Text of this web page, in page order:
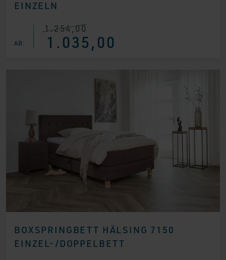
EINZELN
AB:
1.254,00
Ursprünglicher
Preis
war:1.035,00
Aktueller
Preis
ist:
BOXSPRINGBETT HÄLSING 7150
EINZEL-/DOPPELBETT